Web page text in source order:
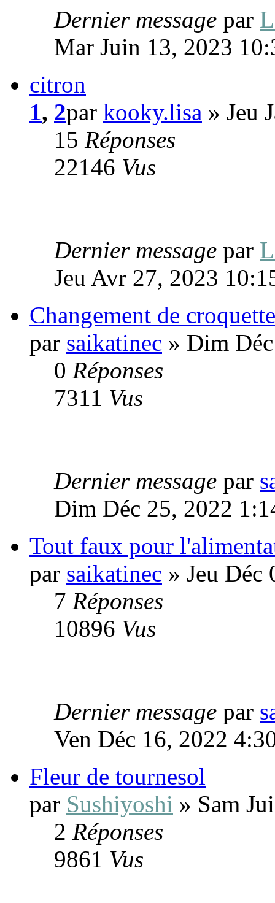
Dernier message par
Mar Juin 13, 2023
citron
1, 2par kooky.lisa » Jeu
15 Réponses
22146 Vus
Dernier message par
Jeu Avr 27, 2023
Changement de
par saikatinec » Dim
0 Réponses
7311 Vus
Dernier message par
Dim Déc 25, 2022
Tout faux pour
par saikatinec » Jeu Déc
7 Réponses
10896 Vus
Dernier message par
Ven Déc 16, 2022
Fleur de tournesol
par Sushiyoshi » Sam
2 Réponses
9861 Vus